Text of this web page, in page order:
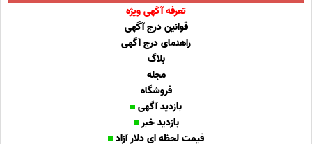
تعرفه آگهی ویژه
قوانین درج آگهی
راهنمای درج آگهی
بلاگ
مجله
فروشگاه
بازدید آگهی
بازدید خبر
قیمت لحظه ای دلار آزاد